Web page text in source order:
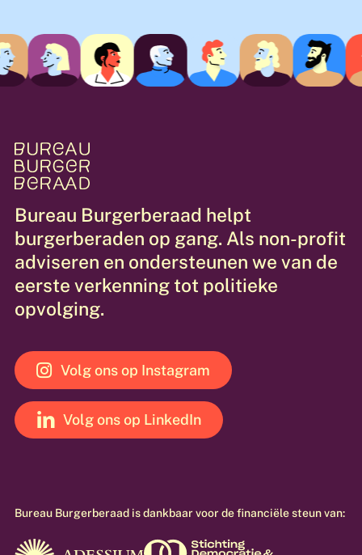
verandering, wat vertrouwen biedt in
democratische waarden
Bureau Burgerberaad helpt
burgerberaden op gang. Als non-profit
adviseren en ondersteunen we van de
eerste verkenning tot politieke
opvolging.
Volg ons op Instagram
Volg ons op LinkedIn
Bureau Burgerberaad isdankbaarvoordefinanciëlesteunvan: